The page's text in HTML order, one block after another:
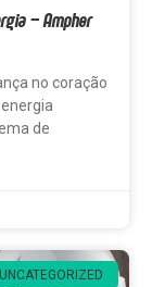
– Ampher
no coração
de
UNCATEGORIZED